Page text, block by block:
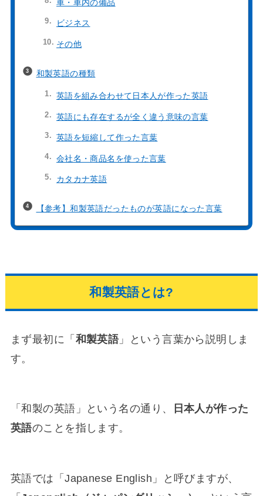
車・車内の備品
ビジネス
その他
和製英語の種類
英語を組み合わせて日本人が作った英語
英語にも存在するが全く違う意味の言葉
英語を短縮して作った言葉
会社名・商品名を使った言葉
カタカナ英語
【参考】和製英語だったものが英語になった言葉
和製英語とは?
まず最初に「 和製英語」という言葉から説明しま
す。
「和製の英語」という名の通り、
日本人が作った
英語のことを指します。
英語では「Japanese English」と呼びますが、